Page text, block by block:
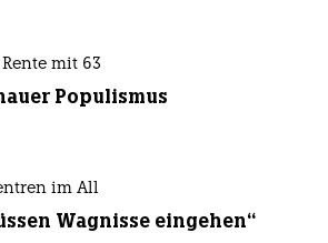
mit 63
Populismus
im All
Wagnisse eingehen“